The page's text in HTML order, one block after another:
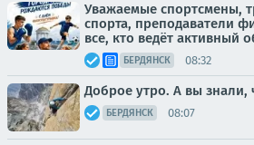
Уважаемые спортсмены,
спорта, преподаватели
все, кто ведёт активный
БЕРДЯНСК 08:32
Доброе утро. А вы знали,
БЕРДЯНСК 08:07